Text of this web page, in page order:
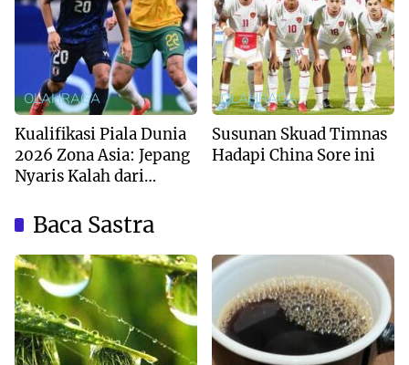
OLAHRAGA
Kualifikasi Piala Dunia
2026 Zona Asia: Jepang
Nyaris Kalah dari
OLAHRAGA
Susunan Skuad Timnas
Hadapi China Sore ini
Baca Sastra